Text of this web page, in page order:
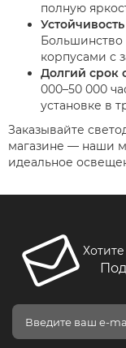
полную
корпусами с
Долгий срок
000–50 000
установке в
Заказывайте
магазине — наши
идеальное